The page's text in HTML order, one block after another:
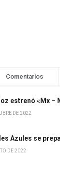
Comentarios
estrenó «Mx –
DE 2022
Azules se
DE 2022